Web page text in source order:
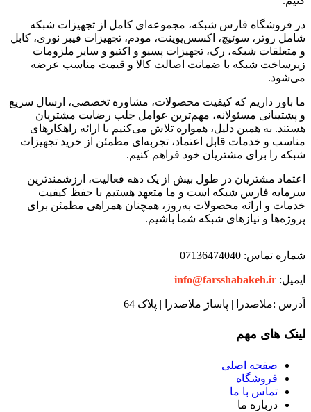
در فروشگاه فارس شبکه، مجموعه‌ای کامل از تجهیزات شبکه
شامل روتر، سوئیچ، اکسس‌پوینت، مودم، تجهیزات فیبر نوری، کابل
و متعلقات شبکه، رک، تجهیزات پسیو و اکتیو و سایر ملزومات
زیرساخت شبکه با ضمانت اصالت کالا و قیمت مناسب عرضه
می‌شود.
ما باور داریم که کیفیت محصولات، مشاوره تخصصی، ارسال سریع
و پشتیبانی مسئولانه، مهم‌ترین عوامل جلب رضایت مشتریان
هستند. به همین دلیل، همواره تلاش می‌کنیم با ارائه راهکارهای
مناسب و خدمات قابل اعتماد، تجربه‌ای مطمئن از خرید تجهیزات
شبکه را برای مشتریان خود فراهم کنیم.
اعتماد مشتریان در طول بیش از یک دهه فعالیت، ارزشمندترین
سرمایه فارس شبکه است و ما متعهد هستیم با حفظ کیفیت
خدمات و ارائه محصولات به‌روز، همچنان همراهی مطمئن برای
پروژه‌ها و نیازهای شبکه شما باشیم.
شماره تماس: 07136474040
ایمیل: info@farsshabakeh.ir
آدرس :ملاصدرا | پاساژ ملاصدرا | پلاک 64
لینک های مهم
صفحه اصلی
فروشگاه
تماس با ما
درباره ما